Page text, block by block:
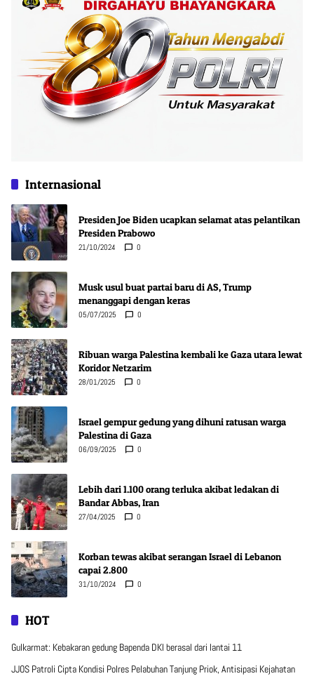
Internasional
Presiden Joe Biden ucapkan selamat atas pelantikan
Presiden Prabowo
21/10/2024 0
Musk usul buat partai baru di AS, Trump
menanggapi dengan keras
05/07/2025 0
Ribuan warga Palestina kembali ke Gaza utara lewat
Koridor Netzarim
28/01/2025 0
Israel gempur gedung yang dihuni ratusan warga
Palestina di Gaza
06/09/2025 0
Lebih dari 1.100 orang terluka akibat ledakan di
Bandar Abbas, Iran
27/04/2025 0
Korban tewas akibat serangan Israel di Lebanon
capai 2.800
31/10/2024 0
HOT
Gulkarmat: Kebakaran gedung Bapenda DKI berasal dari lantai 11
JJOS Patroli Cipta Kondisi Polres Pelabuhan Tanjung Priok, Antisipasi Kejahatan